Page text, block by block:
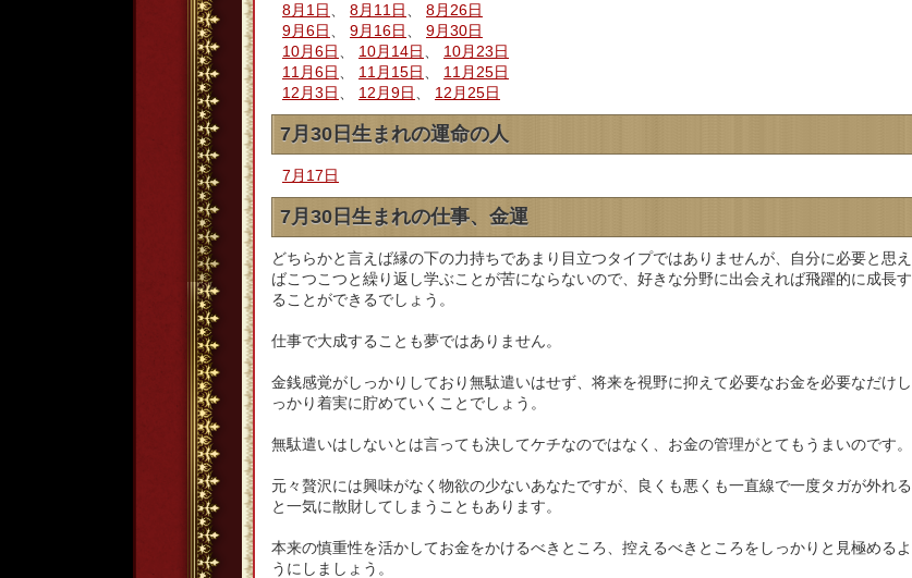
8月1日
8月11日
8月26日
9月6日
9月16日
9月30日
10月6日
10月14日
10月23日
11月6日
11月15日
11月25日
12月3日
12月9日 12月25日
7月30日生まれの運命の人
7月17日
7月30日生まれの仕事、金運
どちらかと言えば縁の下の力持ちであまり目立つタイプではありませんが、自分に必要と思え
ばこつこつと繰り返し学ぶことが苦にならないので、好きな分野に出会えれば飛躍的に成長す
ることができるでしょう。
仕事で大成することも夢ではありません。
金銭感覚がしっかりしており無駄遣いはせず、将来を視野に抑えて必要なお金を必要なだけし
っかり着実に貯めていくことでしょう。
無駄遣いはしないとは言っても決してケチなのではなく、お金の管理がとてもうまいのです。
元々贅沢には興味がなく物欲の少ないあなたですが、良くも悪くも一直線で一度タガが外れる
と一気に散財してしまうこともあります。
本来の慎重性を活かしてお金をかけるべきところ、控えるべきところをしっかりと見極めるよ
うにしましょう。